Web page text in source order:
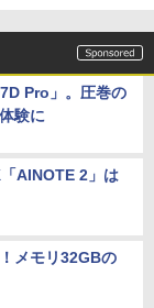
Pro」。圧巻の
験に
AINOTE 2」は
メモリ32GBの